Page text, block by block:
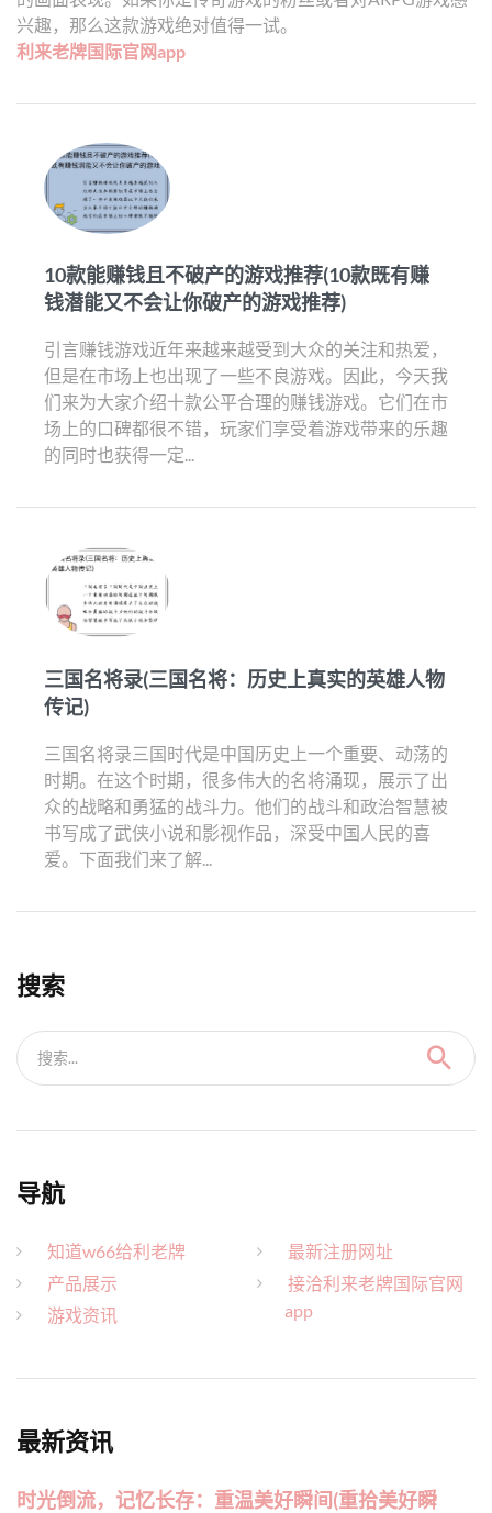
兴趣，那么这款游戏绝对值得一试。
利来老牌国际官网app
10款能赚钱且不破产的游戏推荐(10款既有赚
钱潜能又不会让你破产的游戏推荐)
引言赚钱游戏近年来越来越受到大众的关注和热爱，
但是在市场上也出现了一些不良游戏。因此，今天我
们来为大家介绍十款公平合理的赚钱游戏。它们在市
场上的口碑都很不错，玩家们享受着游戏带来的乐趣
的同时也获得一定...
三国名将录(三国名将：历史上真实的英雄人物
传记)
三国名将录三国时代是中国历史上一个重要、动荡的
时期。在这个时期，很多伟大的名将涌现，展示了出
众的战略和勇猛的战斗力。他们的战斗和政治智慧被
书写成了武侠小说和影视作品，深受中国人民的喜
爱。下面我们来了解...
搜索
搜索...
导航
知道w66给利老牌
产品展示
游戏资讯
最新注册网址
接洽利来老牌国际官网
app
最新资讯
时光倒流，记忆长存：重温美好瞬间(重拾美好瞬